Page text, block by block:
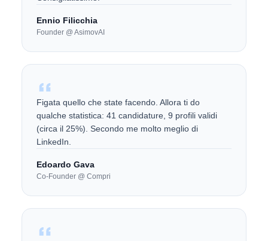
Ennio Filicchia
Founder @ AsimovAI
Figata quello che state facendo. Allora ti do
qualche statistica: 41 candidature, 9 profili validi
(circa il 25%). Secondo me molto meglio di
LinkedIn.
Edoardo Gava
Co-Founder @ Compri